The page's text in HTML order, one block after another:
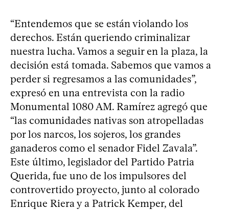
“Entendemos que se están violando los
derechos. Están queriendo criminalizar
nuestra lucha. Vamos a seguir en la plaza, la
decisión está tomada. Sabemos que vamos a
perder si regresamos a las comunidades”,
expresó en una entrevista con la radio
Monumental 1080 AM. Ramírez agregó que
“las comunidades nativas son atropelladas
por los narcos, los sojeros, los grandes
ganaderos como el senador Fidel Zavala”.
Este último, legislador del Partido Patria
Querida, fue uno de los impulsores del
controvertido proyecto, junto al colorado
Enrique Riera y a Patrick Kemper, del